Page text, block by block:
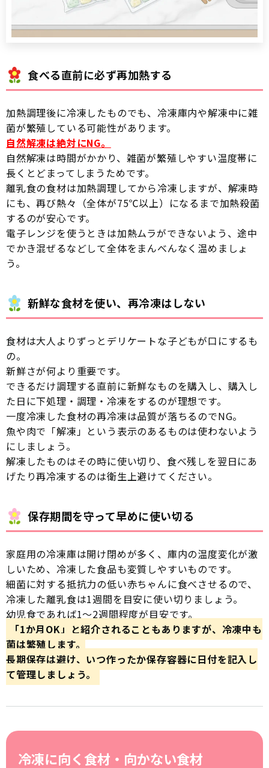
食べる直前に必ず再加熱する
加熱調理後に冷凍したものでも、冷凍庫内や解凍中に雑
菌が繁殖している可能性があります。
自然解凍は絶対にNG。
自然解凍は時間がかかり、雑菌が繁殖しやすい温度帯に
長くとどまってしまうためです。
離乳食の食材は加熱調理してから冷凍しますが、解凍時
にも、再び熱々（全体が75℃以上）になるまで加熱殺菌
するのが安心です。
電子レンジを使うときは加熱ムラができないよう、途中
でかき混ぜるなどして全体をまんべんなく温めましょ
う。
新鮮な食材を使い、再冷凍はしない
食材は大人よりずっとデリケートな子どもが口にするも
の。
新鮮さが何より重要です。
できるだけ調理する直前に新鮮なものを購入し、購入し
た日に下処理・調理・冷凍をするのが理想です。
一度冷凍した食材の再冷凍は品質が落ちるのでNG。
魚や肉で「解凍」という表示のあるものは使わないよう
にしましょう。
解凍したものはその時に使い切り、食べ残しを翌日にあ
げたり再冷凍するのは衛生上避けてください。
保存期間を守って早めに使い切る
家庭用の冷凍庫は開け閉めが多く、庫内の温度変化が激
しいため、冷凍した食品も変質しやすいものです。
細菌に対する抵抗力の低い赤ちゃんに食べさせるので、
冷凍した離乳食は1週間を目安に使い切りましょう。
幼児食であれば1〜2週間程度が目安です。
「1か月OK」と紹介されることもありますが、冷凍中も
菌は繁殖します。
長期保存は避け、いつ作ったか保存容器に日付を記入し
て管理しましょう。
冷凍に向く食材・向かない食材